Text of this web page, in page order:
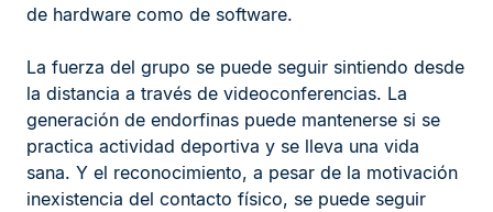
de hardware como de software.
La fuerza del grupo se puede seguir sintiendo desde
la distancia a través de videoconferencias. La
generación de endorfinas puede mantenerse si se
practica actividad deportiva y se lleva una vida
sana. Y el reconocimiento, a pesar de la motivación
inexistencia del contacto físico, se puede seguir